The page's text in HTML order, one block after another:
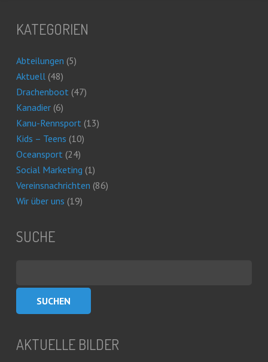
KATEGORIEN
Abteilungen (5)
Aktuell(48)
Drachenboot(47)
Kanadier(6)
Kanu-Rennsport(13)
Kids – Teens (10)
Oceansport(24)
Social Marketing (1)
Vereinsnachrichten (86)
Wir über uns (19)
SUCHE
AKTUELLE BILDER